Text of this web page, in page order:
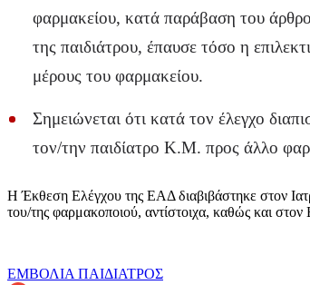
φαρμακείου, κατά παράβαση του
της παιδιάτρου, έπαυσε τόσο η
μέρους του φαρμακείου.
Σημειώνεται ότι κατά τον έλεγχο
τον/την παιδίατρο Κ.Μ. προς άλλο
Η Έκθεση Ελέγχου της ΕΑΔ διαβιβάστηκε στον
του/της φαρμακοποιού, αντίστοιχα, καθώς και
ΕΜΒΟΛΙΑ ΠΑΙΔΙΑΤΡΟΣ